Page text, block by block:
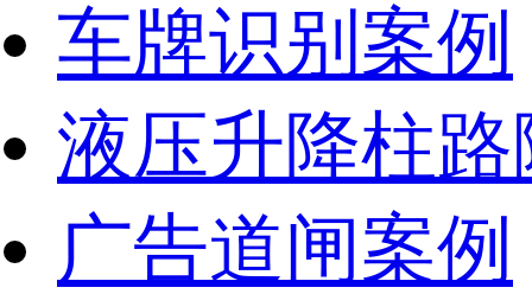
车牌识别案例
液压升降柱
广告道闸案例